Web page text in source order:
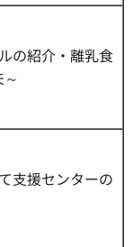
の紹介・離乳食
支援センターの